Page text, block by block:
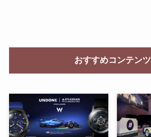
おすすめコンテンツ